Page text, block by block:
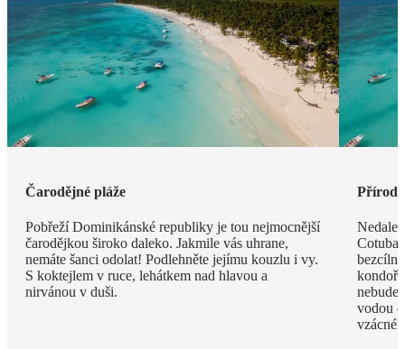
Čarodějné pláže
Pobřeží Dominikánské republiky je tou nejmocnější
čarodějkou široko daleko. Jakmile vás uhrane,
nemáte šanci odolat! Podlehněte jejímu kouzlu i vy.
S koktejlem v ruce, lehátkem nad hlavou a
nirvánou v duši.
vodou